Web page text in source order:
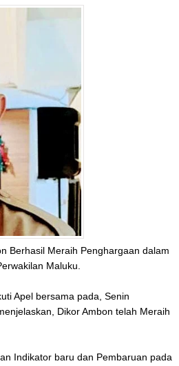
Berhasil Meraih Penghargaan dalam
Maluku.
Apel bersama pada, Senin
Dikor Ambon telah Meraih
Indikator baru dan Pembaruan pada